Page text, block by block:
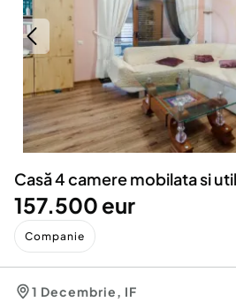
Servicii
Animale de companie
Afaceri și echipamente
Inchiriere Bunuri si Vehicule
Utilaje agricole si industriale
Piese auto si accesorii
Dacia Duster
Casă 4 camere mobilata si
157.500 eur
Companie
1 Decembrie, IF